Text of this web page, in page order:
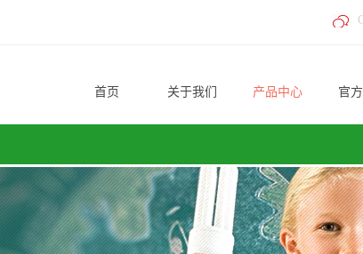
首页 关于我们 产品中心 官